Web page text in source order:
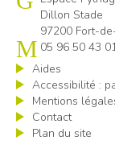
Dillon Stade
97200 Fort-
05 96 50 43
Aides
Accessibilité :
Mentions
Contact
Plan du site